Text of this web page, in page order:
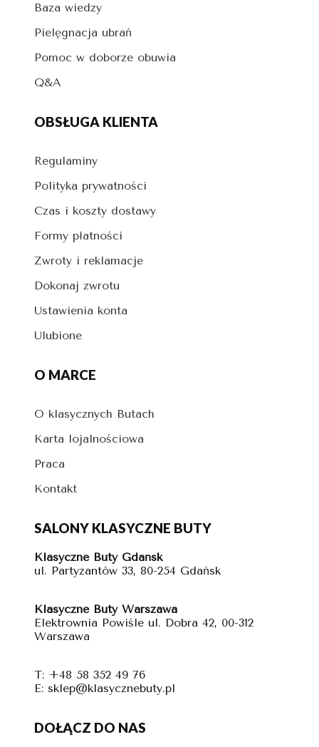
Baza wiedzy
Pielęgnacja ubrań
Pomoc w doborze obuwia
Q&A
OBSŁUGA KLIENTA
Regulaminy
Polityka prywatności
Czas i koszty dostawy
Formy płatności
Zwroty i reklamacje
Dokonaj zwrotu
Ustawienia konta
Ulubione
O MARCE
O klasycznych Butach
Karta lojalnościowa
Praca
Kontakt
SALONY KLASYCZNE BUTY
Klasyczne Buty Gdańsk
ul. Partyzantów 33, 80-254 Gdańsk
Klasyczne Buty Warszawa
Elektrownia Powiśle ul. Dobra 42, 00-312
Warszawa
T: +48 58 352 49 76
E: sklep@klasycznebuty.pl
DOŁĄCZ DO NAS